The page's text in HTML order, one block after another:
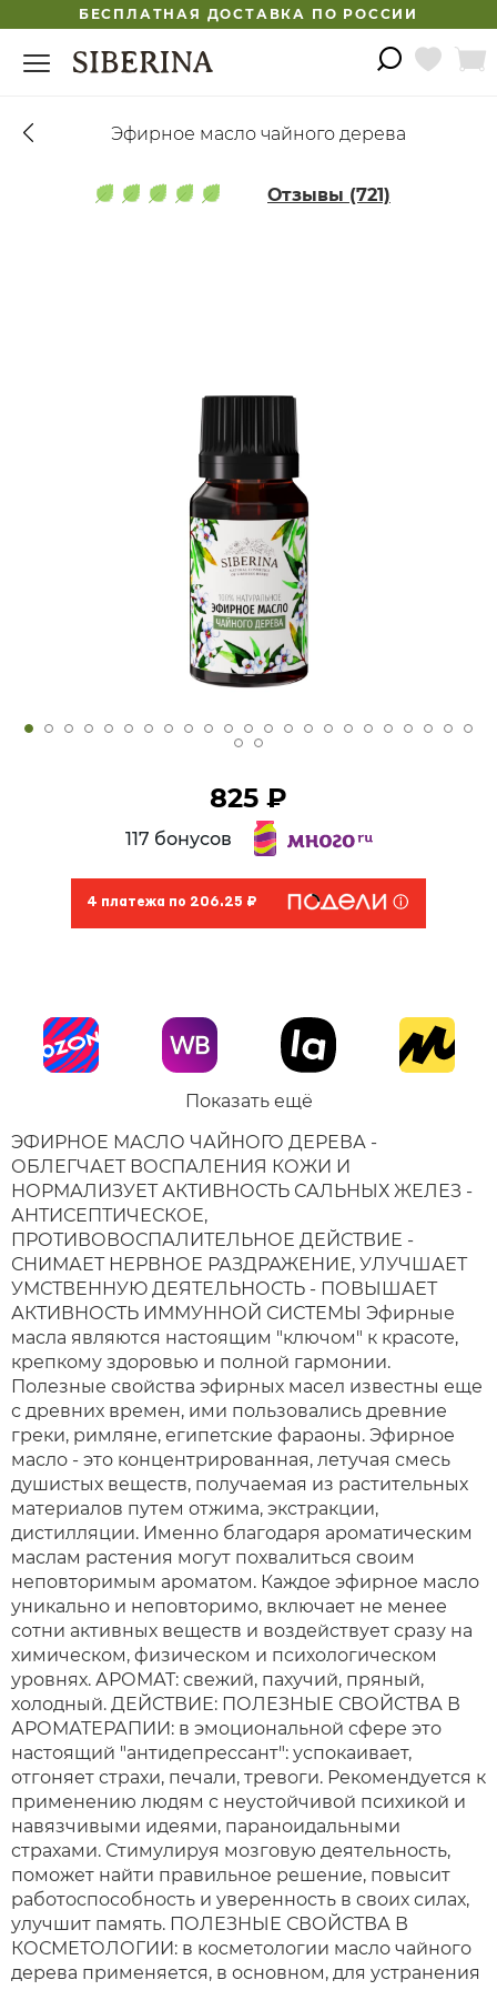
БЕСПЛАТНАЯ ДОСТАВКА ПО РОССИИ
Эфирное масло чайного дерева
Отзывы (721)
825 ₽
117 бонусов
4 платежа по 206.25 ₽
Показать ещё
ЭФИРНОЕ МАСЛО ЧАЙНОГО ДЕРЕВА -
ОБЛЕГЧАЕТ ВОСПАЛЕНИЯ КОЖИ И
НОРМАЛИЗУЕТ АКТИВНОСТЬ САЛЬНЫХ ЖЕЛЕЗ -
АНТИСЕПТИЧЕСКОЕ,
ПРОТИВОВОСПАЛИТЕЛЬНОЕ ДЕЙСТВИЕ -
СНИМАЕТ НЕРВНОЕ РАЗДРАЖЕНИЕ, УЛУЧШАЕТ
УМСТВЕННУЮ ДЕЯТЕЛЬНОСТЬ - ПОВЫШАЕТ
АКТИВНОСТЬ ИММУННОЙ СИСТЕМЫ Эфирные
масла являются настоящим "ключом" к красоте,
крепкому здоровью и полной гармонии.
Полезные свойства эфирных масел известны еще
с древних времен, ими пользовались древние
греки, римляне, египетские фараоны. Эфирное
масло - это концентрированная, летучая смесь
душистых веществ, получаемая из растительных
материалов путем отжима, экстракции,
дистилляции. Именно благодаря ароматическим
маслам растения могут похвалиться своим
неповторимым ароматом. Каждое эфирное масло
уникально и неповторимо, включает не менее
сотни активных веществ и воздействует сразу на
химическом, физическом и психологическом
уровнях. АРОМАТ: свежий, пахучий, пряный,
холодный. ДЕЙСТВИЕ: ПОЛЕЗНЫЕ СВОЙСТВА В
АРОМАТЕРАПИИ: в эмоциональной сфере это
настоящий "антидепрессант": успокаивает,
отгоняет страхи, печали, тревоги. Рекомендуется к
применению людям с неустойчивой психикой и
навязчивыми идеями, параноидальными
страхами. Стимулируя мозговую деятельность,
поможет найти правильное решение, повысит
работоспособность и уверенность в своих силах,
улучшит память. ПОЛЕЗНЫЕ СВОЙСТВА В
КОСМЕТОЛОГИИ: в косметологии масло чайного
дерева применяется, в основном, для устранения